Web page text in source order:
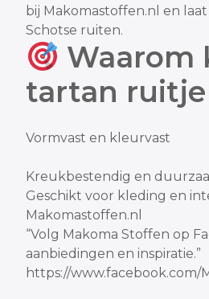
bij Makomastoffen.nl en
Schotse ruiten.
Waarom
tartan ruitje
Vormvast en kleurvast
Kreukbestendig en
Geschikt voor kleding en
Makomastoffen.nl
“Volg Makoma Stoffen op
aanbiedingen en inspiratie.”
https://www.facebook.com/